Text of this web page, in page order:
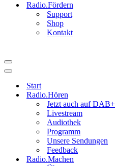
Radio.Fördern
Support
Shop
Kontakt
Navigationsmenü
Navigationsmenü
Start
Radio.Hören
Jetzt auch auf DAB+
Livestream
Audiothek
Programm
Unsere Sendungen
Feedback
Radio.Machen